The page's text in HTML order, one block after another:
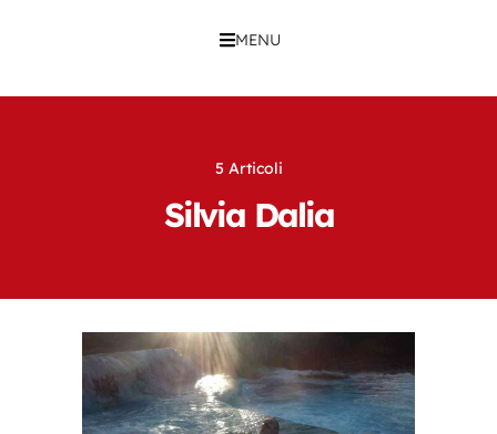
MENU
5 Articoli
Silvia Dalia